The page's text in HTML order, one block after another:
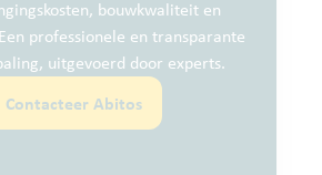
bouwkwaliteit en
professionele en transparante
uitgevoerd door experts.
Contacteer Abitos